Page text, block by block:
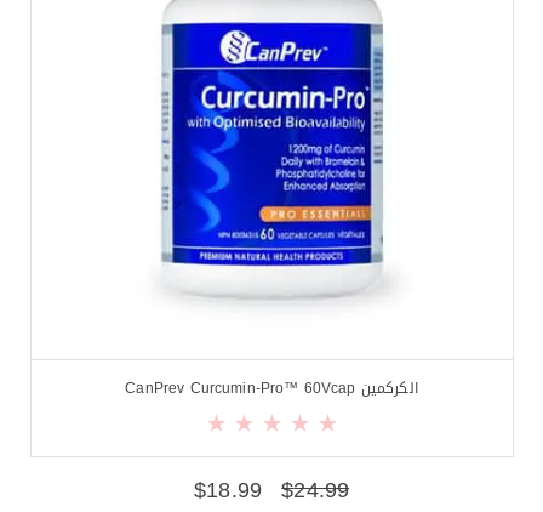
الكركمين CanPrev Curcumin-Pro™ 60Vcap
$24.99
$18.99